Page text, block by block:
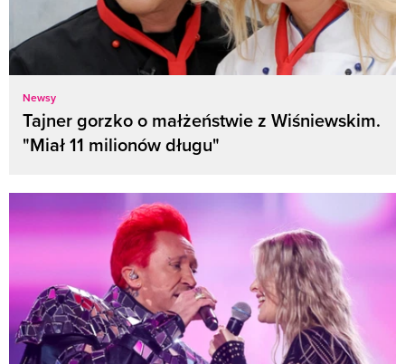
Newsy
Tajner gorzko o małżeństwie z Wiśniewskim.
"Miał 11 milionów długu"